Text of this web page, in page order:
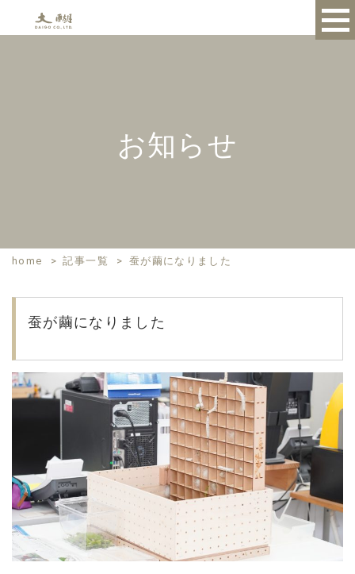
お知らせ
home > 記事一覧 > 蚕が繭になりました
蚕が繭になりました